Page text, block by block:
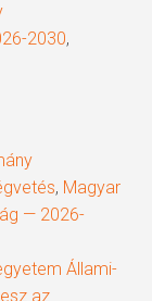
2030,
, Magyar
— 2026-
Állami-
az